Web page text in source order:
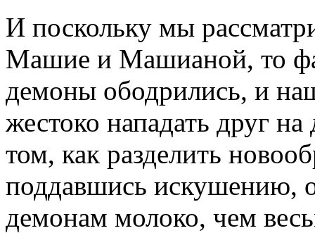
И поскольку мы
Машие и Машианой, то
демоны ободрились, и
жестоко нападать друг
том, как разделить
поддавшись искушению,
демонам молоко, чем